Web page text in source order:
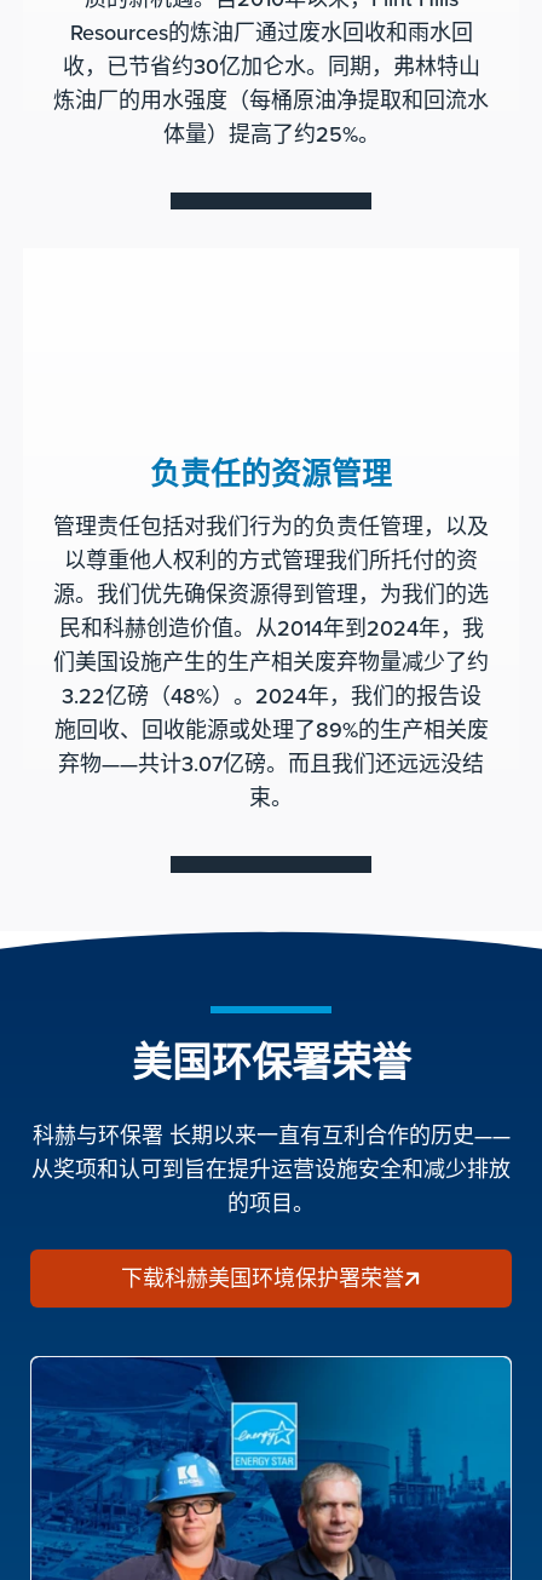
Resources的炼油厂通过废水回收和雨水回
收，已节省约30亿加仑水。同期，弗林特山
炼油厂的用水强度（每桶原油净提取和回流水
体量）提高了约25%。
负责任的资源管理
管理责任包括对我们行为的负责任管理，以及
以尊重他人权利的方式管理我们所托付的资
源。我们优先确保资源得到管理，为我们的选
民和科赫创造价值。从2014年到2024年，我
们美国设施产生的生产相关废弃物量减少了约
3.22亿磅（48%）。2024年，我们的报告设
施回收、回收能源或处理了89%的生产相关废
弃物——共计3.07亿磅。而且我们还远远没结
束。
美国环保署荣誉
科赫与环保署 长期以来一直有互利合作的历史——
从奖项和认可到旨在提升运营设施安全和减少排放
的项目。
下载科赫美国环境保护署荣誉